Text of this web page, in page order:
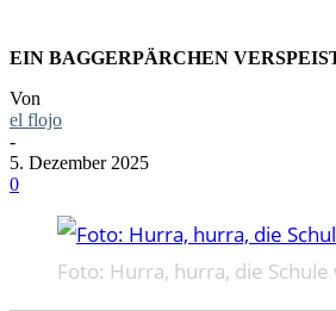
EIN BAGGERPÄRCHEN
Von
el flojo
-
5. Dezember 2025
0
Foto: Hurra, hurra, die